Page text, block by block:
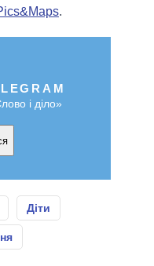
.
і діло»
Діти